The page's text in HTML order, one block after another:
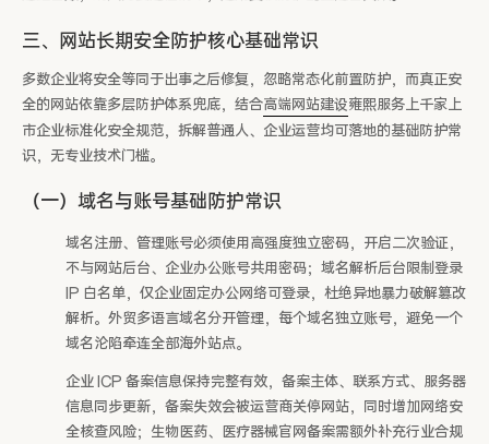
三、网站长期安全防护核心基础常识
多数企业将安全等同于出事之后修复，忽略常态化前置防护，而真正安
全的网站依靠多层防护体系兜底，结合高端网站建设雍熙服务上千家上
市企业标准化安全规范，拆解普通人、企业运营均可落地的基础防护常
识，无专业技术门槛。
（一）域名与账号基础防护常识
域名注册、管理账号必须使用高强度独立密码，开启二次验证，
不与网站后台、企业办公账号共用密码；域名解析后台限制登录
IP 白名单，仅企业固定办公网络可登录，杜绝异地暴力破解篡改
解析。外贸多语言域名分开管理，每个域名独立账号，避免一个
域名沦陷牵连全部海外站点。
企业 ICP 备案信息保持完整有效，备案主体、联系方式、服务器
信息同步更新，备案失效会被运营商关停网站，同时增加网络安
全核查风险；生物医药、医疗器械官网备案需额外补充行业合规